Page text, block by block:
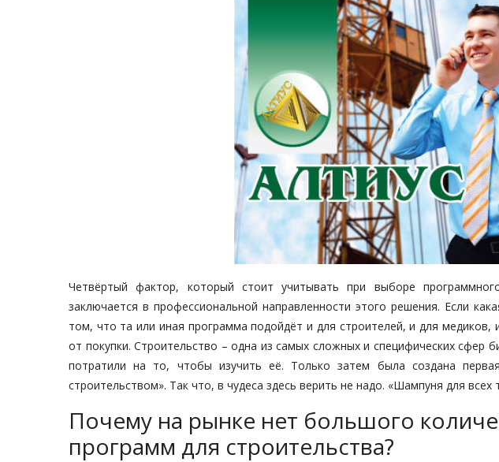
Четвёртый фактор, который стоит учитывать при выборе
заключается в профессиональной направленности этого решения. Если
том, что та или иная программа подойдёт и для строителей, и для
от покупки. Строительство – одна из самых сложных и специфических сфер
потратили на то, чтобы изучить её. Только затем была создана
строительством». Так что, в чудеса здесь верить не надо. «Шампуня для
Почему на рынке нет большого
программ для строительства?